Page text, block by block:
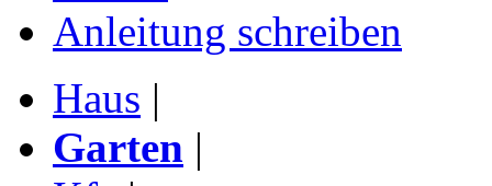
Anleitung schreiben
Haus |
Garten |